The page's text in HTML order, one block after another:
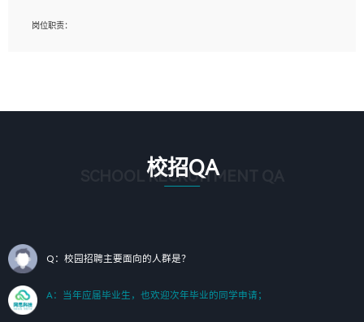
1、艺术设计类相关专业；（其中需求分析顾问不限专业）
岗位职责：
2. 熟悉 前端常用框架, 能独立完成设计给予的 UI 效果;
3. 有良好的代码习惯, 低级错误出现频率低;
7. 了解或熟悉 WebGL 及相关框架优先。
（岗位人员专职于行业应用解决方案、项目申报方案、投标方案的策划编写）
校招QA
SCHOOL RECRUITMENT QA
Q：校园招聘主要面向的人群是？
A：当年应届毕业生，也欢迎次年毕业的同学申请；